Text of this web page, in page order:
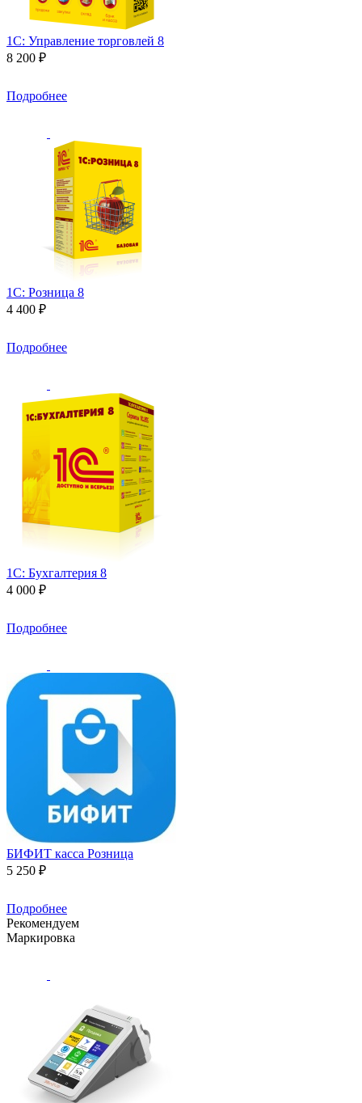
1С: Управление торговлей 8
8 200 ₽
Подробнее
1С: Розница 8
4 400 ₽
Подробнее
1С: Бухгалтерия 8
4 000 ₽
Подробнее
БИФИТ касса Розница
5 250 ₽
Подробнее
Рекомендуем
Маркировка